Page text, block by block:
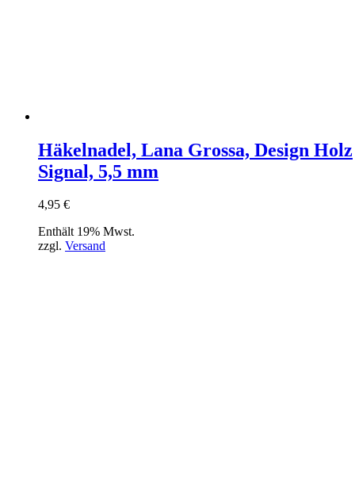
Häkelnadel, Lana Grossa, Design Holz
Signal, 5,5 mm
4,95 €
Enthält 19% Mwst.
zzgl. Versand